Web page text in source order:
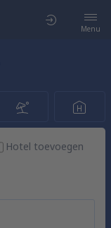
Menu
Hotel toevoegen